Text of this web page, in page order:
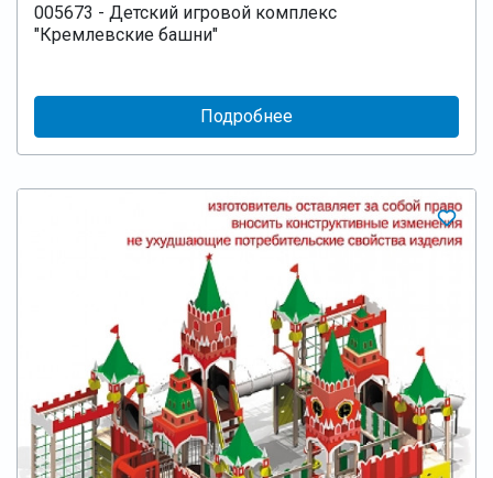
005673 - Детский игровой комплекс
"Кремлевские башни"
Подробнее